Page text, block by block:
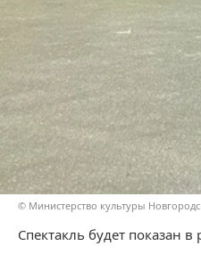
© Министерство культуры
Спектакль будет показан